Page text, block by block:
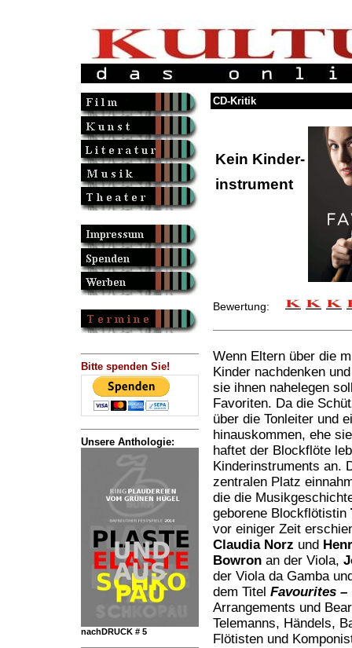
Bitte spenden Sie!
Unsere Anthologie:
nachDRUCK # 5
CD-Kritik
Kein Kinder-
instrument
Bewertung:
Wenn Eltern über die
Kinder nachdenken
sie ihnen nahelegen
Favoriten. Da die
über die Tonleiter und
hinauskommen, ehe
haftet der Blockflöte
Kinderinstruments an.
zentralen Platz
die die
geborene Blockflötistin
vor einiger Zeit
Claudia Norz und
Bowronan der Viola,
der Viola da Gamba
dem Titel Favourites –
Arrangements und
Telemanns, Händels,
Flötisten und